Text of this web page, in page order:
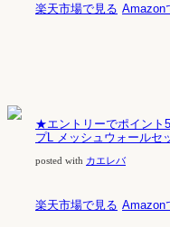
楽天市場で見る Amazon
★エントリーでポイント
プL メッシュウォールセ
posted with カエレバ
楽天市場で見る Amazon